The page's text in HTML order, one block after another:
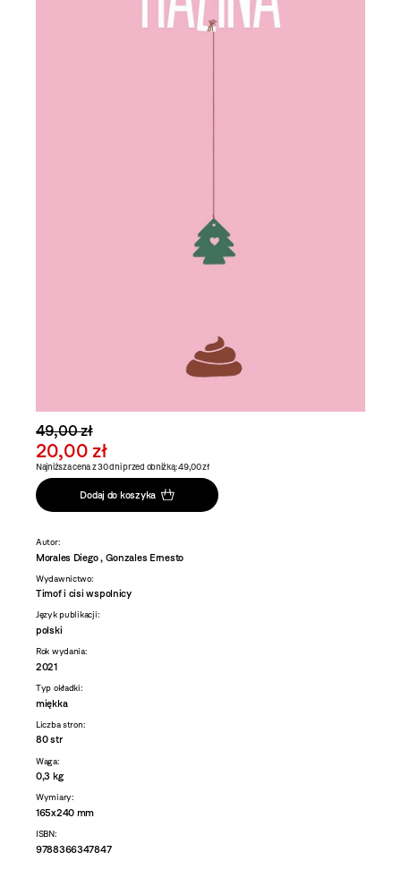
49,00 zł
20,00 zł
Najniższa cena z 30 dni przed obniżką: 49,00 zł
Dodaj do koszyka
Autor:
Morales Diego , Gonzales Ernesto
Wydawnictwo:
Timof i cisi wspolnicy
Język publikacji:
polski
Rok wydania:
2021
Typ okładki:
miękka
Liczba stron:
80 str
Waga:
0,3 kg
Wymiary:
165x240 mm
ISBN:
9788366347847